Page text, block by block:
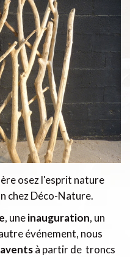
osez l'esprit nature
chez Déco-Nature.
, uneinauguration, un
événement, nous
à partir de troncs